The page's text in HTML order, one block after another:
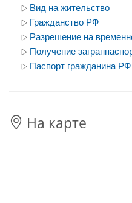
Вид на жительство
Гражданство РФ
Разрешение на
Получение
Паспорт гражданина
На карте